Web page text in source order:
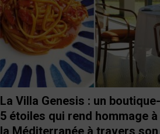
La Villa Genesis : un
5 étoiles qui rend hommage